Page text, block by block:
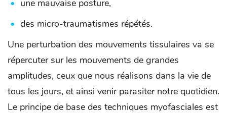
une mauvaise posture,
des micro-traumatismes répétés.
Une perturbation des mouvements tissulaires va se
répercuter sur les mouvements de grandes
amplitudes, ceux que nous réalisons dans la vie de
tous les jours, et ainsi venir parasiter notre quotidien.
Le principe de base des techniques myofasciales est